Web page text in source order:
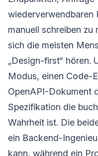
wiederverwendbaren
manuell schreiben zu
sich die meisten
„Design-first“ hören.
Modus, einen Code-
OpenAPI-Dokument
Spezifikation die
Wahrheit ist. Die
ein Backend-
kann, während ein